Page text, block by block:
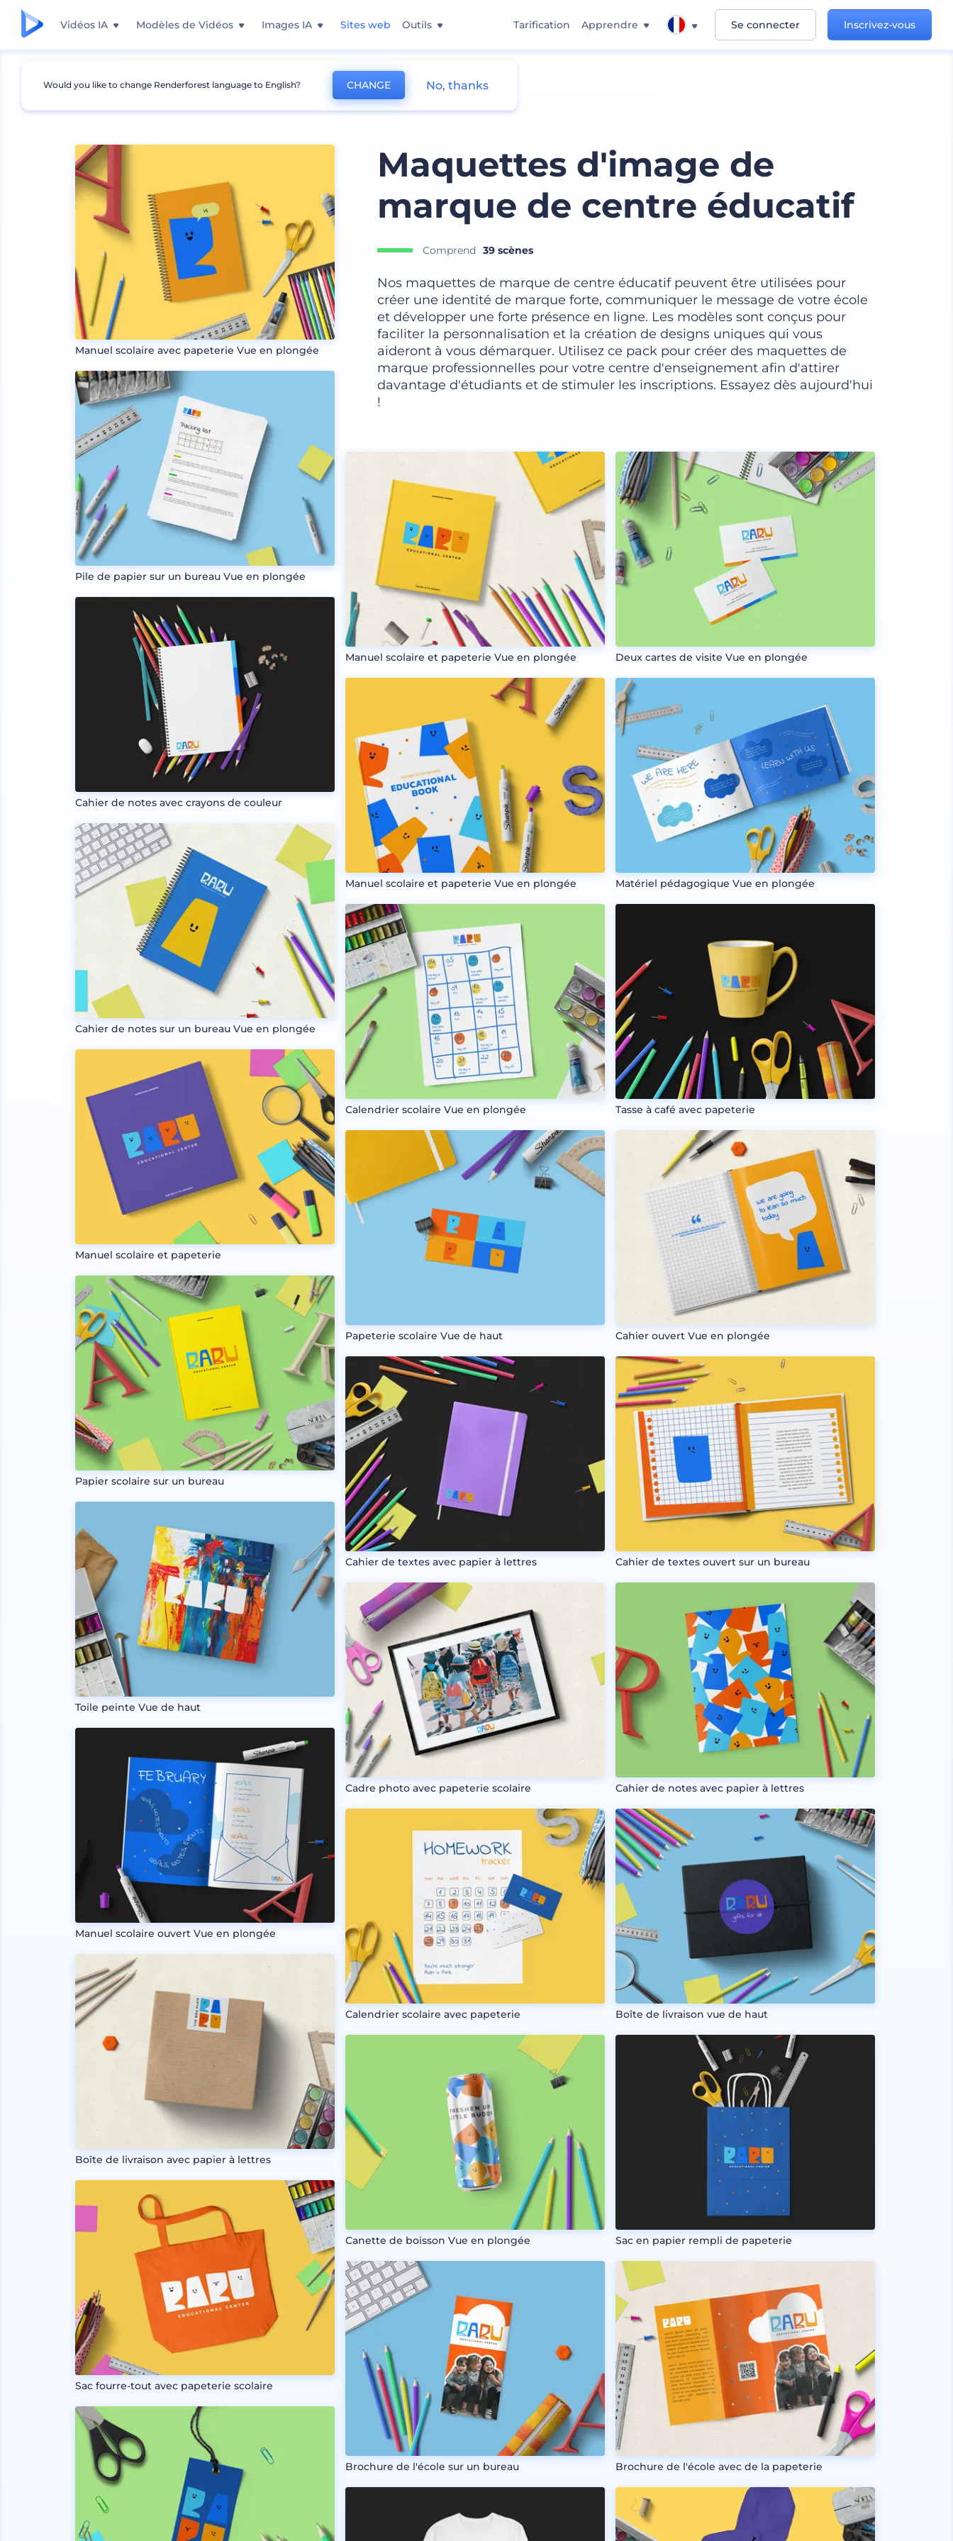
Vidéos IA Modèles de Vidéos Images IA Sites web Outils Tarification Apprendre Se connecter Inscrivez-vous
Mockups Image de marque Autres Mockups de Marque
Manuel scolaire avec papeterie Vue en plongée
Pile de papier sur un bureau Vue en plongée
Cahier de notes avec crayons de couleur
Cahier de notes sur un bureau Vue en plongée
Manuel scolaire et papeterie
Papier scolaire sur un bureau
Toile peinte Vue de haut
Manuel scolaire ouvert Vue en plongée
Boîte de livraison avec papier à lettres
Sac fourre-tout avec papeterie scolaire
Maquettes d'image de
marque de centre éducatif
Comprend 39 scènes
Nos maquettes de marque de centre éducatif peuvent être utilisées pour
créer une identité de marque forte, communiquer le message de votre école
et développer une forte présence en ligne. Les modèles sont conçus pour
faciliter la personnalisation et la création de designs uniques qui vous
aideront à vous démarquer. Utilisez ce pack pour créer des maquettes de
marque professionnelles pour votre centre d'enseignement afin d'attirer
davantage d'étudiants et de stimuler les inscriptions. Essayez dès aujourd'hui
!
Manuel scolaire et papeterie Vue en plongée
Manuel scolaire et papeterie Vue en plongée
Calendrier scolaire Vue en plongée
Papeterie scolaire Vue de haut
Cahier de textes avec papier à lettres
Cadre photo avec papeterie scolaire
Calendrier scolaire avec papeterie
Canette de boisson Vue en plongée
Brochure de l'école sur un bureau
Deux cartes de visite Vue en plongée
Matériel pédagogique Vue en plongée
Tasse à café avec papeterie
Cahier ouvert Vue en plongée
Cahier de textes ouvert sur un bureau
Cahier de notes avec papier à lettres
Boîte de livraison vue de haut
Sac en papier rempli de papeterie
Brochure de l'école avec de la papeterie
Would you like to change Renderforest language to English? CHANGE No, thanks